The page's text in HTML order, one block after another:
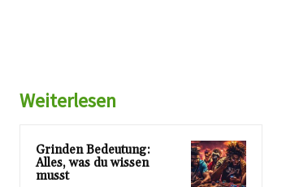
Weiterlesen
Grinden Bedeutung:
Alles, was du wissen
musst